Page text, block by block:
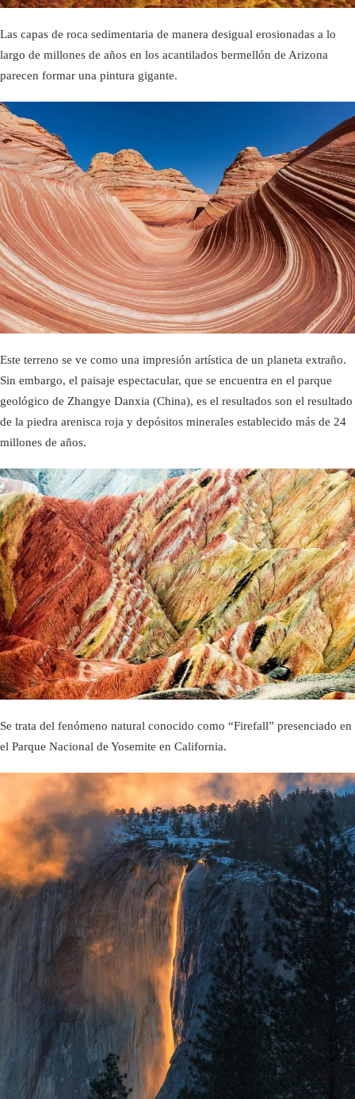
Las capas de roca sedimentaria de manera desigual erosionadas a lo
largo de millones de años en los acantilados bermellón de Arizona
parecen formar una pintura gigante.
Este terreno se ve como una impresión artística de un planeta extraño.
Sin embargo, el paisaje espectacular, que se encuentra en el parque
geológico de Zhangye Danxia (China), es el resultados son el resultado
de la piedra arenisca roja y depósitos minerales establecido más de 24
millones de años.
Se trata del fenómeno natural conocido como “Firefall” presenciado en
el Parque Nacional de Yosemite en California.